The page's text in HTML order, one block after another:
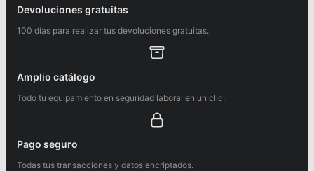
Devoluciones gratuitas
100 días para realizar tus devoluciones gratuitas.
Amplio catálogo
Todo tu equipamiento en seguridad laboral en un clic.
Pago seguro
Todas tus transacciones y datos encriptados.